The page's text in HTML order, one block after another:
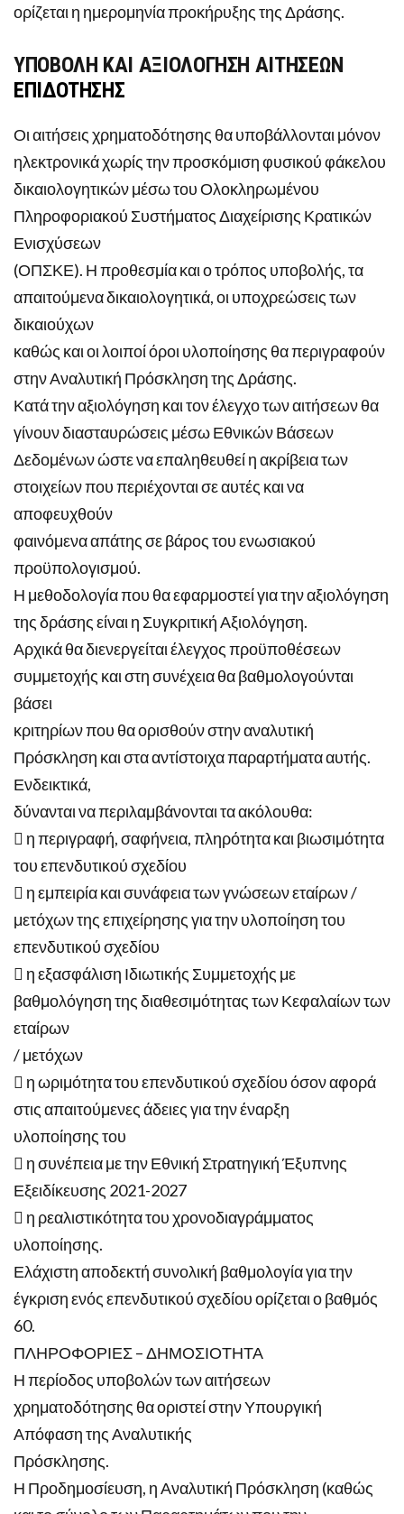
ορίζεται η ημερομηνία προκήρυξης της Δράσης.
ΥΠΟΒΟΛΗ ΚΑΙ ΑΞΙΟΛΟΓΗΣΗ ΑΙΤΗΣΕΩΝ
ΕΠΙΔΟΤΗΣΗΣ
Οι αιτήσεις χρηματοδότησης θα υποβάλλονται μόνον
ηλεκτρονικά χωρίς την προσκόμιση φυσικού φάκελου
δικαιολογητικών μέσω του Ολοκληρωμένου
Πληροφοριακού Συστήματος Διαχείρισης Κρατικών
Ενισχύσεων
(ΟΠΣΚΕ). Η προθεσμία και ο τρόπος υποβολής, τα
απαιτούμενα δικαιολογητικά, οι υποχρεώσεις των
δικαιούχων
καθώς και οι λοιποί όροι υλοποίησης θα περιγραφούν
στην Αναλυτική Πρόσκληση της Δράσης.
Κατά την αξιολόγηση και τον έλεγχο των αιτήσεων θα
γίνουν διασταυρώσεις μέσω Εθνικών Βάσεων
Δεδομένων ώστε να επαληθευθεί η ακρίβεια των
στοιχείων που περιέχονται σε αυτές και να
αποφευχθούν
φαινόμενα απάτης σε βάρος του ενωσιακού
προϋπολογισμού.
Η μεθοδολογία που θα εφαρμοστεί για την αξιολόγηση
της δράσης είναι η Συγκριτική Αξιολόγηση.
Αρχικά θα διενεργείται έλεγχος προϋποθέσεων
συμμετοχής και στη συνέχεια θα βαθμολογούνται
βάσει
κριτηρίων που θα ορισθούν στην αναλυτική
Πρόσκληση και στα αντίστοιχα παραρτήματα αυτής.
Ενδεικτικά,
δύνανται να περιλαμβάνονται τα ακόλουθα:
 η περιγραφή, σαφήνεια, πληρότητα και βιωσιμότητα
του επενδυτικού σχεδίου
 η εμπειρία και συνάφεια των γνώσεων εταίρων /
μετόχων της επιχείρησης για την υλοποίηση του
επενδυτικού σχεδίου
 η εξασφάλιση Ιδιωτικής Συμμετοχής με
βαθμολόγηση της διαθεσιμότητας των Κεφαλαίων των
εταίρων
/ μετόχων
 η ωριμότητα του επενδυτικού σχεδίου όσον αφορά
στις απαιτούμενες άδειες για την έναρξη
υλοποίησης του
 η συνέπεια με την Εθνική Στρατηγική Έξυπνης
Εξειδίκευσης 2021-2027
 η ρεαλιστικότητα του χρονοδιαγράμματος
υλοποίησης.
Ελάχιστη αποδεκτή συνολική βαθμολογία για την
έγκριση ενός επενδυτικού σχεδίου ορίζεται ο βαθμός
60.
ΠΛΗΡΟΦΟΡΙΕΣ – ΔΗΜΟΣΙΟΤΗΤΑ
Η περίοδος υποβολών των αιτήσεων
χρηματοδότησης θα οριστεί στην Υπουργική
Απόφαση της Αναλυτικής
Πρόσκλησης.
Η Προδημοσίευση, η Αναλυτική Πρόσκληση (καθώς